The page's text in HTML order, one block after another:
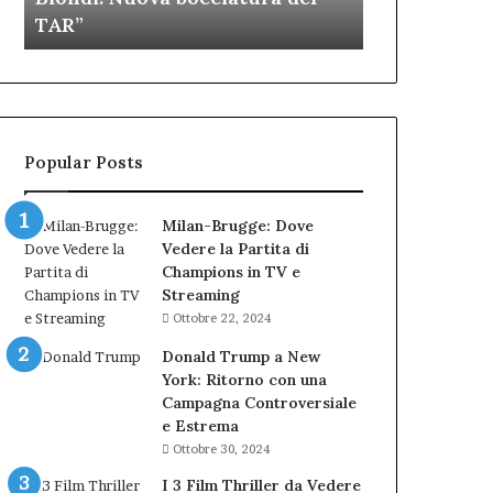
dell’amministrazione
Biondi.
del
TAR”
partecipazione
dell’Immaginario
Popular Posts
Milan-Brugge: Dove
Vedere la Partita di
Champions in TV e
Streaming
Ottobre 22, 2024
Donald Trump a New
York: Ritorno con una
Campagna Controversiale
e Estrema
Ottobre 30, 2024
I 3 Film Thriller da Vedere